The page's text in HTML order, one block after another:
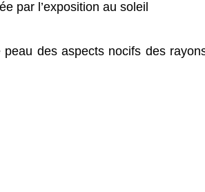
par l’exposition au soleil
peau des aspects nocifs des